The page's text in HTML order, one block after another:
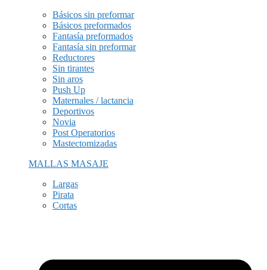
Básicos sin preformar
Básicos preformados
Fantasía preformados
Fantasía sin preformar
Reductores
Sin tirantes
Sin aros
Push Up
Maternales / lactancia
Deportivos
Novia
Post Operatorios
Mastectomizadas
MALLAS MASAJE
Largas
Pirata
Cortas